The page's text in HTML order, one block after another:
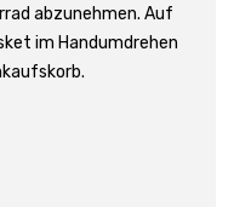
abzunehmen. Auf
im Handumdrehen